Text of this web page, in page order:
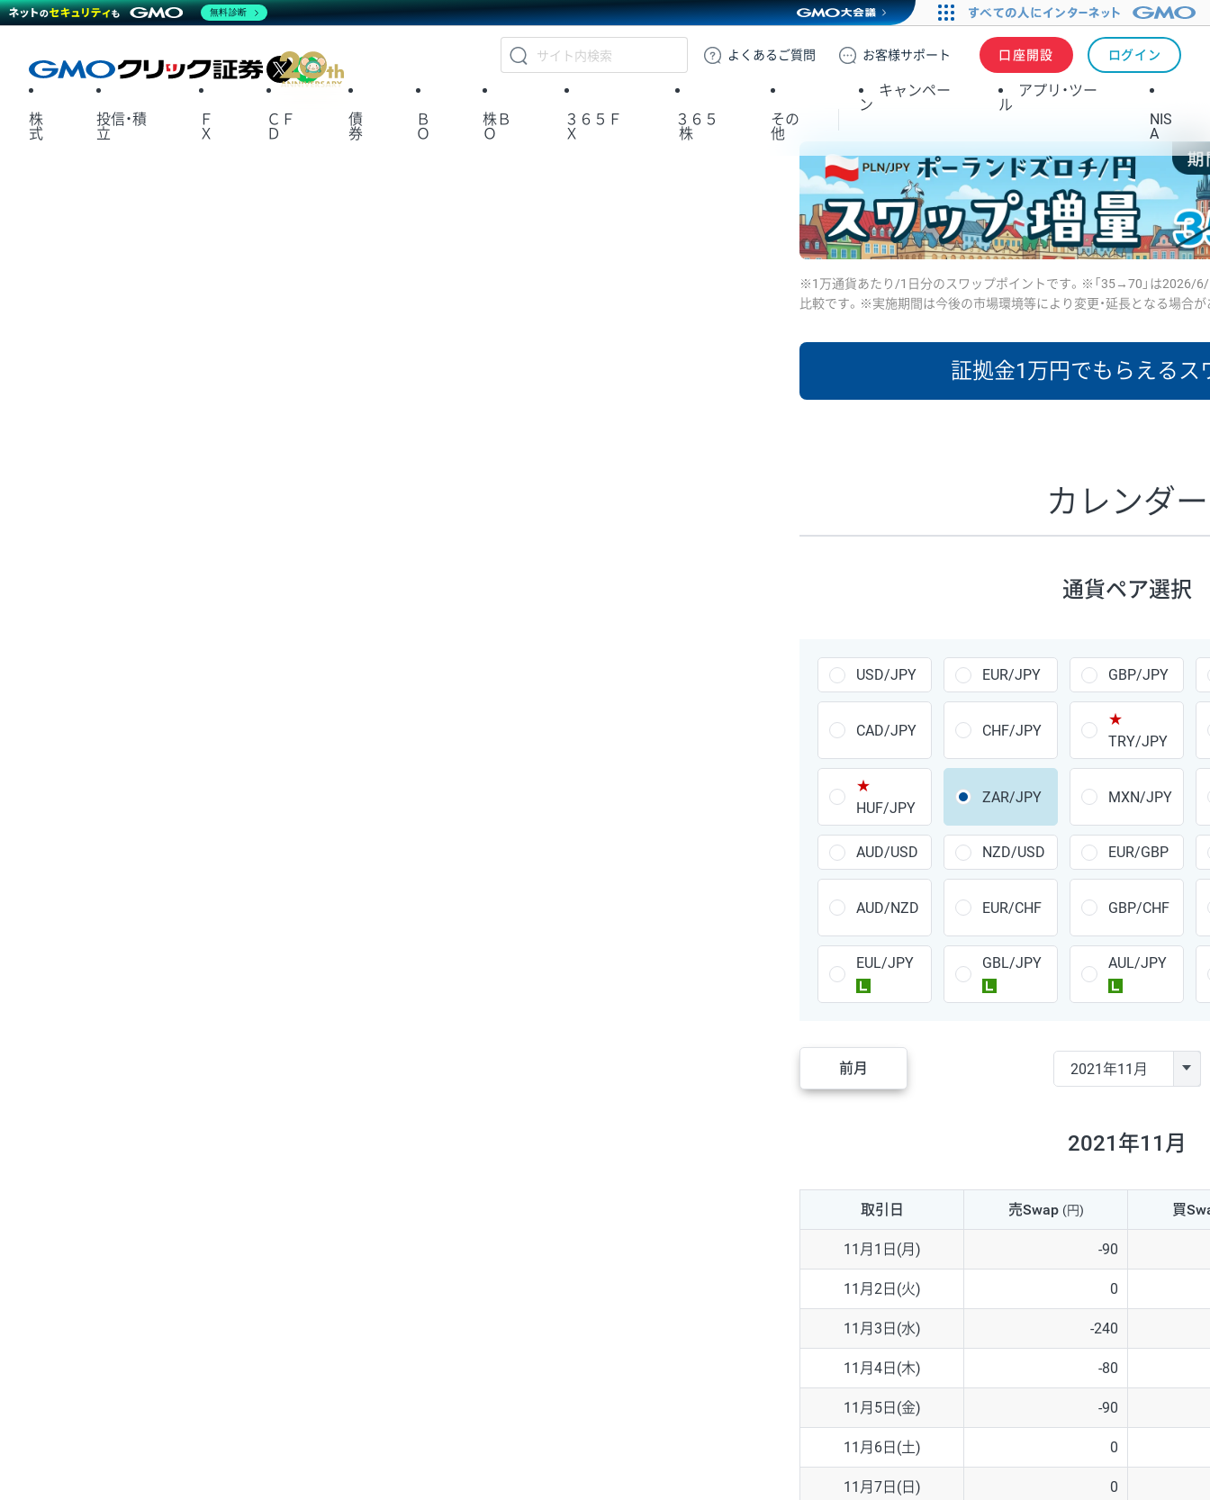
GMOクリック証券
よくある ご質問 お客様サポート 口座開設 ログイン
X
株
式
投信・積
立
Ｆ
Ｘ
ＣＦ
Ｄ
債
券
Ｂ
Ｏ
株Ｂ
Ｏ
３６５Ｆ
Ｘ
３６５
株
その
他
キャンペー
ン
アプリ・ツー
ル
NIS
A
※1万通貨あたり/1日分のスワップポイントです。※「35→70」は2026/6/
比較です。※実施期間は今後の市場環境等により変更・延長となる場合が
証拠金1万円でもらえるス
あたりの
ポイント
GBP/JPY 170円
AUD/JPY 106円
NZD/JPY 28円
CAD/JPY 38円
CHF/JPY 34円
PLN/JPY 35円
HUF/JPY 16円
ZAR/JPY 130円
MXN/JPY 140円
AUD/USD
NZD/USD 41円
EUR/GBP 71円
EUR/AUD 103円
GBP/AUD 43円
AUD/NZD 66円
EUR/CHF 111円
GBP/CHF 220円
カレンダー
通貨ペア選択
USD/JPY EUR/JPY GBP/JPY
CAD/JPY CHF/JPY
★
TRY/JPY
★
HUF/JPY
ZAR/JPY MXN/JPY
AUD/USD NZD/USD EUR/GBP
AUD/NZD EUR/CHF GBP/CHF
EUL/JPY
GBL/JPY
AUL/JPY
前月
2021年11月
取引日 売Swap (円) 買
11月1日(月) -90
11月2日(火) 0
11月3日(水) -240
11月4日(木) -80
11月5日(金) -90
11月6日(土) 0
11月7日(日) 0
無料診断